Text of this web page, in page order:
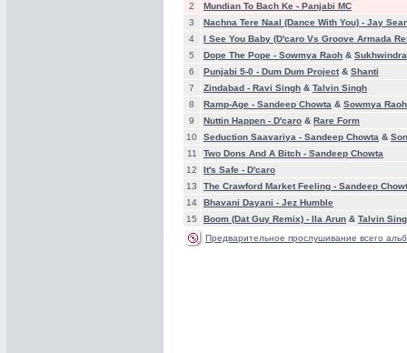
2
Mundian To Bach Ke - Panjabi MC
3
Nachna Tere Naal (Dance With You) - Jay
4
I See You Baby (D'caro Vs Groove Armada
5
Dope The Pope - Sowmya Raoh &
6
Punjabi 5-0 - Dum Dum Project& Shanti
7
Zindabad - Ravi Singh & Talvin Singh
8
Ramp-Age - Sandeep Chowta & Sowmya Raoh
9
Nuttin Happen - D'caro & Rare Form
10
Seduction Saavariya - Sandeep Chowta &
11
Two Dons And A Bitch - Sandeep Chowta
12
It's Safe - D'caro
13
The Crawford Market Feeling - Sandeep
14
Bhavani Dayani - Jez Humble
15
Boom (Dat Guy Remix) - Ila Arun & Talvin
Предварительное прослушивание всего